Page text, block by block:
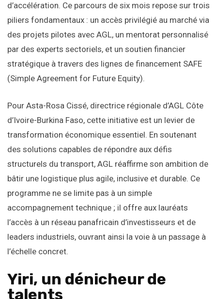
d’accélération. Ce parcours de six mois repose sur trois
piliers fondamentaux : un accès privilégié au marché via
des projets pilotes avec AGL, un mentorat personnalisé
par des experts sectoriels, et un soutien financier
stratégique à travers des lignes de financement SAFE
(Simple Agreement for Future Equity).
Pour Asta-Rosa Cissé, directrice régionale d’AGL Côte
d’Ivoire-Burkina Faso, cette initiative est un levier de
transformation économique essentiel. En soutenant
des solutions capables de répondre aux défis
structurels du transport, AGL réaffirme son ambition de
bâtir une logistique plus agile, inclusive et durable. Ce
programme ne se limite pas à un simple
accompagnement technique ; il offre aux lauréats
l’accès à un réseau panafricain d’investisseurs et de
leaders industriels, ouvrant ainsi la voie à un passage à
l’échelle concret.
Yiri, un dénicheur de
talents